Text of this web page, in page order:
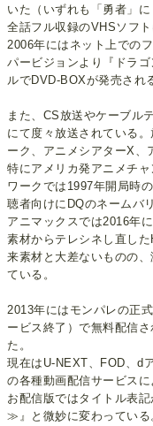
いた（いずれも「勇者」
全話フル収録のVHSソフト
2006年にはネット上での
パービジョンより『ドラ
ルでDVD-BOXが発売され
また、CS放送やケーブル
にて度々放送されている
ーク、アニメシアターX、
特にアメリカ発アニメチ
ワークでは1997年開局時
聴者向けにDQのネームバ
アニマックスでは2016年
素材からテレシネし直し
来素材と大差ないものの
ている。
2013年にはモンパレの正
ービス終了）で無料配信
た。
現在はU-NEXT、FOD、d
の各種動画配信サービス
お配信版ではタイトル表
≫』と微妙に変わっている